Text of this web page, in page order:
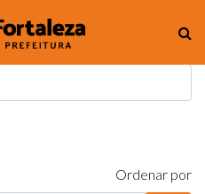
Ordenar por